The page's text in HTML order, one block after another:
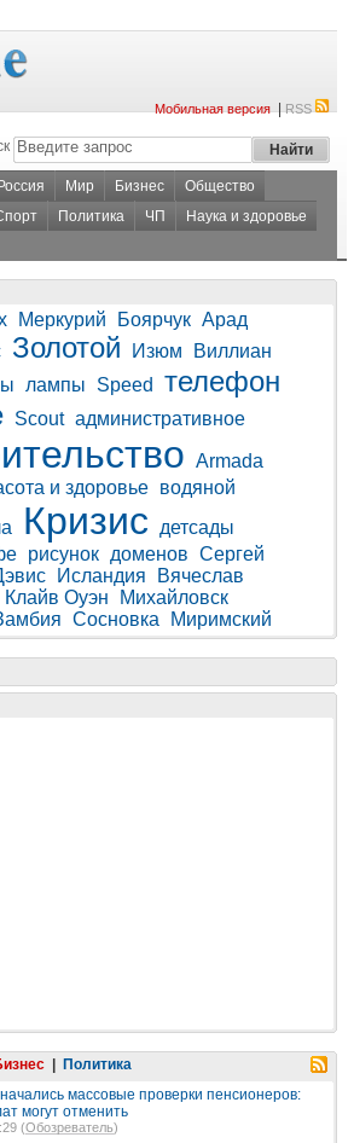
Мобильная версия|RSS
Россия Мир Бизнес
Общество
Политика ЧП
Наука и здоровье
Меркурий Боярчук Арад
Золотой Изюм
Виллиан
лампы Speed
телефон
Scout административное
Armada
и здоровье водяной
Кризис
детсады
рисунок доменов Сергей
Исландия
Вячеслав
Клайв Оуэн
Михайловск
Сосновка Миримский
Политика
массовые проверки пенсионеров:
могут отменить
(Обозреватель)